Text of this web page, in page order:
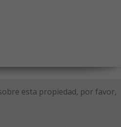
esta propiedad, por favor,